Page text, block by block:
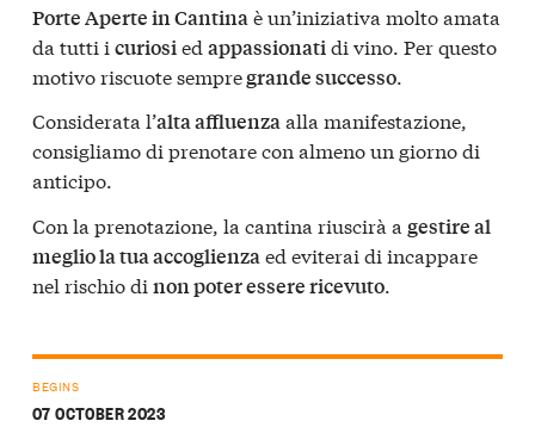
Porte Aperte in Cantinaè un’iniziativa molto amata
da tutti i curiosied appassionatidi vino. Per questo
motivo riscuote sempregrande successo.
Considerata l’alta affluenzaalla manifestazione,
consigliamo di prenotare con almeno un giorno di
anticipo.
Con la prenotazione, la cantina riuscirà a gestire al
meglio la tua accoglienzaed eviterai di incappare
nel rischio di non poter essere ricevuto.
BEGINS
07 OCTOBER 2023